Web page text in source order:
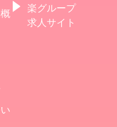
楽グループ
求人サイト